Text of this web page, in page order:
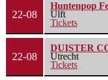
22-08
Huntenpop
Ulft
Tickets
22-08
DUISTER
Utrecht
Tickets